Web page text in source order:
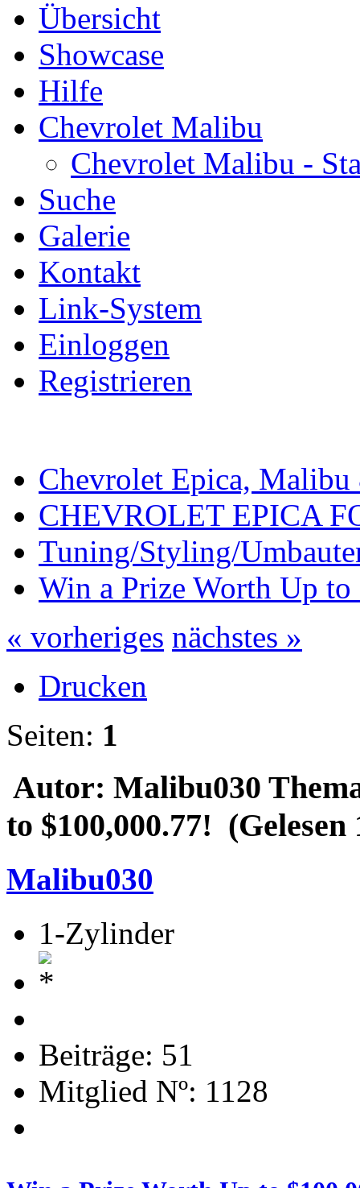
Übersicht
Showcase
Hilfe
Chevrolet Malibu
Chevrolet Malibu -
Suche
Galerie
Kontakt
Link-System
Einloggen
Registrieren
Chevrolet Epica,
CHEVROLET EPICA
Tuning/Styling/
Win a Prize Worth Up
« vorheriges nächstes »
Drucken
Seiten: 1
Autor: Malibu030
to $100,000.77! (Gelesen
Malibu030
1-Zylinder
Beiträge: 51
Mitglied Nº: 1128